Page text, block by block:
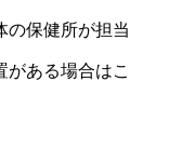
の保健所が担当
がある場合はこ